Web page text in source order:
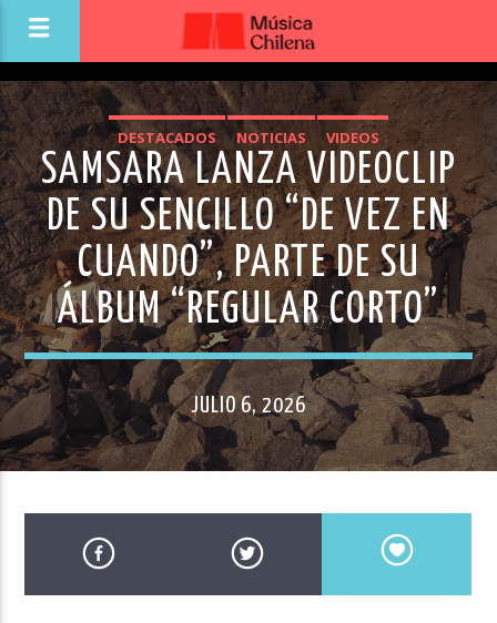
DESTACADOS NOTICIAS VIDEOS
SAMSARA LANZA VIDEOCLIP
DE SU SENCILLO “DE VEZ EN
CUANDO”, PARTE DE SU
ÁLBUM “REGULAR CORTO”
JULIO 6, 2026